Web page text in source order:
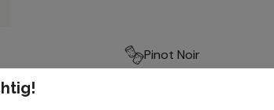
Pinot Noir